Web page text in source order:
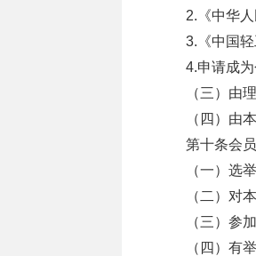
2.《中华
3.《中国
4.申请成
（三）由
（四）由
第十条会
（一）选
（二）对
（三）参
（四）有